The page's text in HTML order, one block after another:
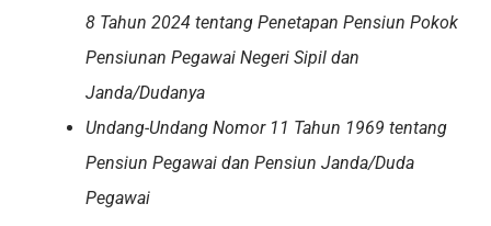
8 Tahun 2024 tentang Penetapan Pensiun Pokok
Pensiunan Pegawai Negeri Sipil dan
Janda/Dudanya
Undang-Undang Nomor 11 Tahun 1969 tentang
Pensiun Pegawai dan Pensiun Janda/Duda
Pegawai